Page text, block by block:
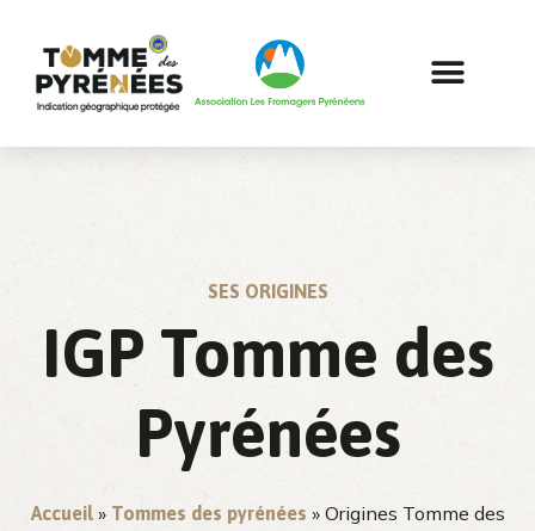
SES ORIGINES
IGP Tomme des
Pyrénées
Accueil» Tommes des pyrénées » Origines Tomme des